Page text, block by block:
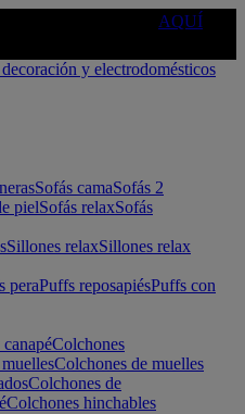
AQUÍ
Sofás camaSofás 2
pielSofás relaxSofás
Sillones relaxSillones relax
peraPuffs reposapiésPuffs con
Colchones
Colchones de muelles
Colchones de
Colchones hinchables